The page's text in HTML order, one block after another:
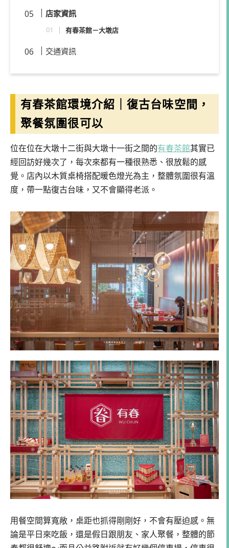
店家資訊
有春茶館－大墩店
交通資訊
有春茶館環境介紹｜復古台味空間，
聚餐氛圍很可以
位在位在大墩十二街與大墩十一街之間的有春茶館其實已
經回訪好幾次了，每次來都有一種很熟悉、很放鬆的感
覺。店內以木質桌椅搭配暖色燈光為主，整體氛圍很有溫
度，帶一點復古台味，又不會顯得老派。
用餐空間算寬敞，桌距也抓得剛剛好，不會有壓迫感。無
論是平日來吃飯，還是假日跟朋友、家人聚餐，整體的節